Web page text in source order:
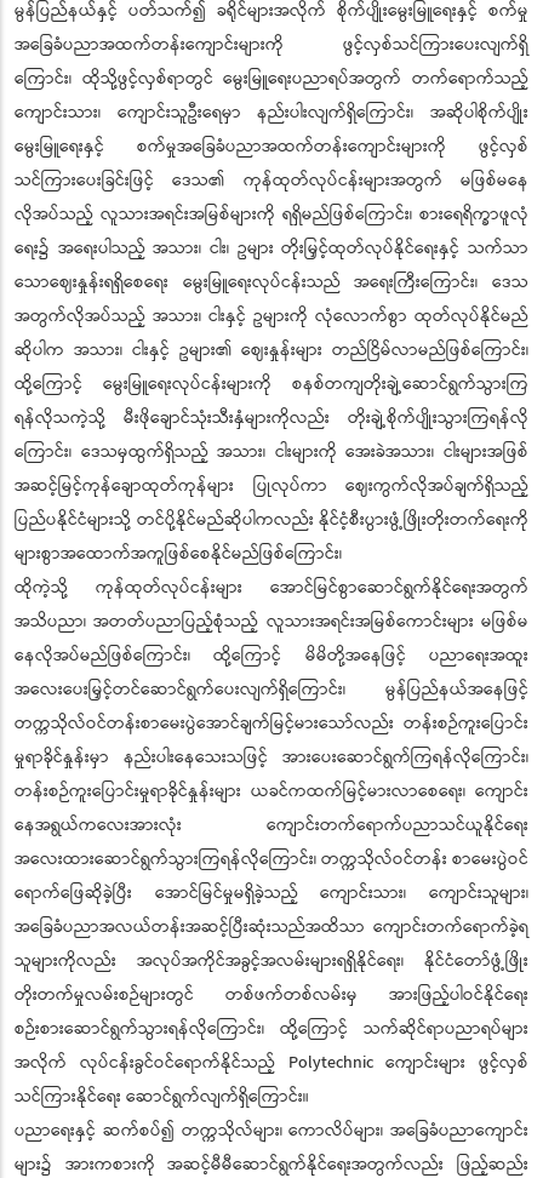
မွန်ပြည်နယ်နှင့် ပတ်သက်၍ ခရိုင်များအလိုက် စိုက်ပျိုးမွေးမြူရေးနှင့် စက်မှု
အခြေခံပညာအထက်တန်းကျောင်းများကို ဖွင့်လှစ်သင်ကြားပေးလျက်ရှိ
ကြောင်း၊ ထိုသို့ဖွင့်လှစ်ရာတွင် မွေးမြူရေးပညာရပ်အတွက် တက်ရောက်သည့်
ကျောင်းသား၊ ကျောင်းသူဦးရေမှာ နည်းပါးလျက်ရှိကြောင်း၊ အဆိုပါစိုက်ပျိုး
မွေးမြူရေးနှင့် စက်မှုအခြေခံပညာအထက်တန်းကျောင်းများကို ဖွင့်လှစ်
သင်ကြားပေးခြင်းဖြင့် ဒေသ၏ ကုန်ထုတ်လုပ်ငန်းများအတွက် မဖြစ်မနေ
လိုအပ်သည့် လူသားအရင်းအမြစ်များကို ရရှိမည်ဖြစ်ကြောင်း၊ စားရေရိက္ခာဖူလုံ
ရေး၌ အရေးပါသည့် အသား၊ ငါး၊ ဥများ တိုးမြှင့်ထုတ်လုပ်နိုင်ရေးနှင့် သက်သာ
သောဈေးနှုန်းရရှိစေရေး မွေးမြူရေးလုပ်ငန်းသည် အရေးကြီးကြောင်း၊ ဒေသ
အတွက်လိုအပ်သည့် အသား၊ ငါးနှင့် ဥများကို လုံလောက်စွာ ထုတ်လုပ်နိုင်မည်
ဆိုပါက အသား၊ ငါးနှင့် ဥများ၏ ဈေးနှုန်းများ တည်ငြိမ်လာမည်ဖြစ်ကြောင်း၊
ထို့ကြောင့် မွေးမြူရေးလုပ်ငန်းများကို စနစ်တကျတိုးချဲ့ဆောင်ရွက်သွားကြ
ရန်လိုသကဲ့သို့ မီးဖိုချောင်သုံးသီးနှံများကိုလည်း တိုးချဲ့စိုက်ပျိုးသွားကြရန်လို
ကြောင်း၊ ဒေသမှထွက်ရှိသည့် အသား၊ ငါးများကို အေးခဲအသား၊ ငါးများအဖြစ်
အဆင့်မြင့်ကုန်ချောထုတ်ကုန်များ ပြုလုပ်ကာ ဈေးကွက်လိုအပ်ချက်ရှိသည့်
ပြည်ပနိုင်ငံများသို့ တင်ပို့နိုင်မည်ဆိုပါကလည်း နိုင်ငံ့စီးပွားဖွံ့ဖြိုးတိုးတက်ရေးကို
များစွာအထောက်အကူဖြစ်စေနိုင်မည်ဖြစ်ကြောင်း၊
ထိုကဲ့သို့ ကုန်ထုတ်လုပ်ငန်းများ အောင်မြင်စွာဆောင်ရွက်နိုင်ရေးအတွက်
အသိပညာ၊ အတတ်ပညာပြည့်စုံသည့် လူသားအရင်းအမြစ်ကောင်းများ မဖြစ်မ
နေလိုအပ်မည်ဖြစ်ကြောင်း၊ ထို့ကြောင့် မိမိတို့အနေဖြင့် ပညာရေးအထူး
အလေးပေးမြှင့်တင်ဆောင်ရွက်ပေးလျက်ရှိကြောင်း၊ မွန်ပြည်နယ်အနေဖြင့်
တက္ကသိုလ်ဝင်တန်းစာမေးပွဲအောင်ချက်မြင့်မားသော်လည်း တန်းစဉ်ကူးပြောင်း
မှုရာခိုင်နှုန်းမှာ နည်းပါးနေသေးသဖြင့် အားပေးဆောင်ရွက်ကြရန်လိုကြောင်း၊
တန်းစဉ်ကူးပြောင်းမှုရာခိုင်နှုန်းများ ယခင်ကထက်မြင့်မားလာစေရေး၊ ကျောင်း
နေအရွယ်ကလေးအားလုံး ကျောင်းတက်ရောက်ပညာသင်ယူနိုင်ရေး
အလေးထားဆောင်ရွက်သွားကြရန်လိုကြောင်း၊ တက္ကသိုလ်ဝင်တန်း စာမေးပွဲဝင်
ရောက်ဖြေဆိုခဲ့ပြီး အောင်မြင်မှုမရှိခဲ့သည့် ကျောင်းသား၊ ကျောင်းသူများ၊
အခြေခံပညာအလယ်တန်းအဆင့်ပြီးဆုံးသည်အထိသာ ကျောင်းတက်ရောက်ခဲ့ရ
သူများကိုလည်း အလုပ်အကိုင်အခွင့်အလမ်းများရရှိနိုင်ရေး၊ နိုင်ငံတော်ဖွံ့ဖြိုး
တိုးတက်မှုလမ်းစဉ်များတွင် တစ်ဖက်တစ်လမ်းမှ အားဖြည့်ပါဝင်နိုင်ရေး
စဉ်းစားဆောင်ရွက်သွားရန်လိုကြောင်း၊ ထို့ကြောင့် သက်ဆိုင်ရာပညာရပ်များ
အလိုက် လုပ်ငန်းခွင်ဝင်ရောက်နိုင်သည့် Polytechnic ကျောင်းများ ဖွင့်လှစ်
သင်ကြားနိုင်ရေး ဆောင်ရွက်လျက်ရှိကြောင်း။
ပညာရေးနှင့် ဆက်စပ်၍ တက္ကသိုလ်များ၊ ကောလိပ်များ၊ အခြေခံပညာကျောင်း
များ၌ အားကစားကို အဆင့်မီမီဆောင်ရွက်နိုင်ရေးအတွက်လည်း ဖြည့်ဆည်း